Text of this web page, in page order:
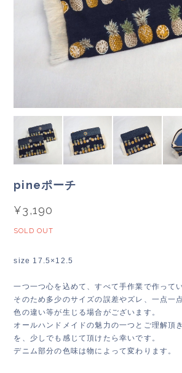
pineポーチ
¥3,190
SOLD OUT
size 17.5×12.5
一つ一つ心を込めて、すべて手作業で作って
そのため多少のサイズの誤差やズレ、一点一
色の違い等が生じる場合がございます。
オールハンドメイドの魅力の一つとご理解頂
を、少しでも感じて頂けたら幸いです。
デニム部分の色味は物によって変わります。